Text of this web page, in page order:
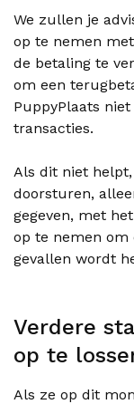
We zullen je
op te nemen
de betaling te
om een
PuppyPlaats
transacties.
Als dit niet
doorsturen,
gegeven, met
op te nemen om
gevallen wordt
Verdere
op te
Als ze op dit